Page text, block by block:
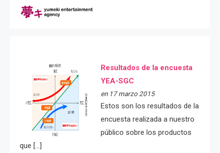
Resultados de la encuesta
YEA-SGC
en 17 marzo 2015
Estos son los resultados de la
encuesta realizada a nuestro
público sobre los productos
que […]